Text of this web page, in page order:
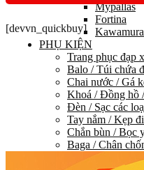
Mypallas
Fortina
Kawamura
PHỤ KIỆN
Trang phục đạp
Balo / Túi chứa
Chai nước / Gá
Khoá / Đồng hồ
Đèn / Sạc các
Tay nắm / Kẹp
Chắn bùn / Bọc
Baga / Chân
Bộ sửa chữa /
[devvn_quickbuy]